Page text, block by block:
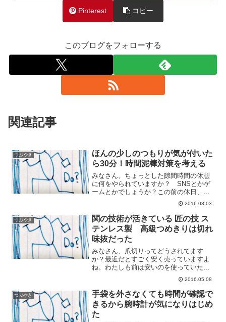
Pinterest コピー
このブログをフォローする
関連記事
つぶやき
ほんの少しのつもりが気が付いた
ら30分！時間泥棒対策を考える
みなさん、ちょっとした隙間時間の休憩
に何をやられていますか？ SNSとかゲ
ームとかでしょうか？この前の休日、ち
ょっとした休憩時間にYoutubeを見ていた
のですけど気が付いたらすごく時間が立
っていて。びっくり！寝る前にちょっと
だけのつもりが...
2016.08.03
つぶやき
関の技術が活きている 匠の技 ス
テンレス製 高級つめきりは切れ
味抜だった
みなさん、爪切りってどうされてます
か？最近だとすごく安く売っていますよ
ね。わたしも前は安いのを使っていたん
ですけど最近変えました。以前、高山に
旅行に行った時に買った匠の技 ステンレ
ス製 高級つめきりが切れ味抜群で。力
を入れずに爪を切ることが...
2016.05.08
つぶやき
手袋を外さなくても時間が確認で
きるから腕時計が気になりはじめ
た